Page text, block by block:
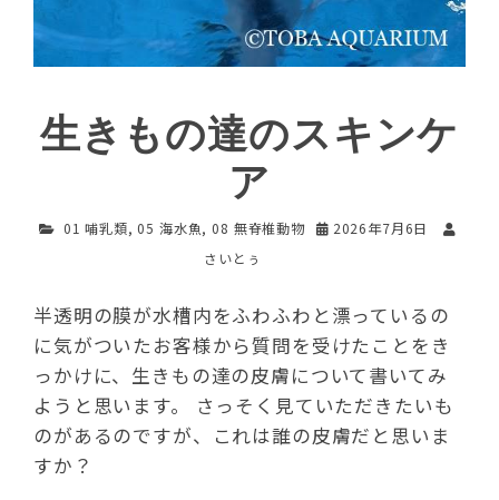
生きもの達のスキンケ
ア
01 哺乳類,05 海水魚,08 無脊椎動物
2026年7月6日
さいとぅ
半透明の膜が水槽内をふわふわと漂っているの
に気がついたお客様から質問を受けたことをき
っかけに、生きもの達の皮膚について書いてみ
ようと思います。 さっそく見ていただきたいも
のがあるのですが、これは誰の皮膚だと思いま
すか？